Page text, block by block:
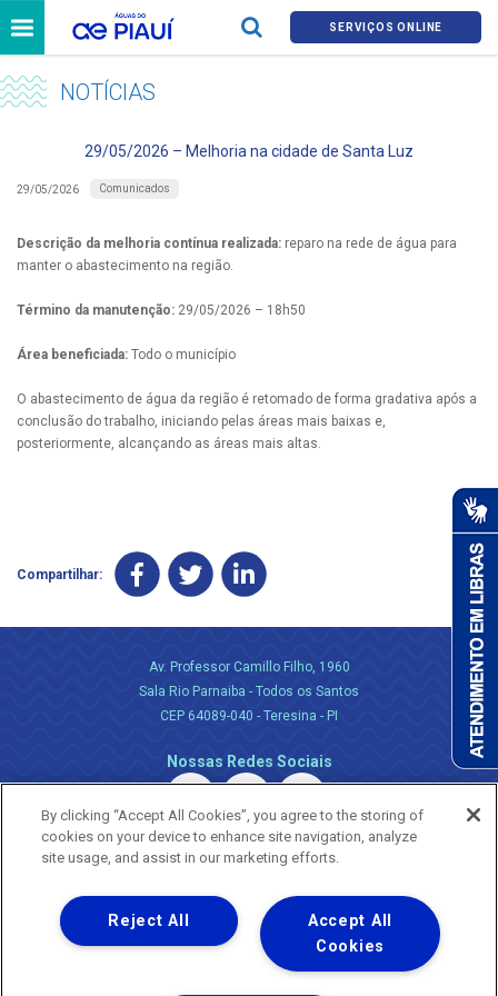
SERVIÇOS ONLINE
NOTÍCIAS
29/05/2026 – Melhoria na cidade de Santa Luz
29/05/2026 Comunicados
Descrição da melhoria contínua realizada: reparo na rede de água para
manter o abastecimento na região.
Término da manutenção: 29/05/2026 – 18h50
Área beneficiada: Todo o município
O abastecimento de água da região é retomado de forma gradativa após a
conclusão do trabalho, iniciando pelas áreas mais baixas e,
posteriormente, alcançando as áreas mais altas.
Compartilhar:
Av. Professor Camillo Filho, 1960
Sala Rio Parnaiba - Todos os Santos
CEP 64089-040 - Teresina - PI
Nossas Redes Sociais
Uma empresa
Copyright ® 2026 - Todos os Direitos Reservados.
Nossa natureza movimenta a vida
By clicking “Accept All Cookies”, you agree to the storing of
cookies on your device to enhance site navigation, analyze
site usage, and assist in our marketing efforts.
Accept All
Cookies
Reject All